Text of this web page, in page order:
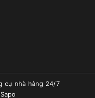
cụ nhà hàng 24/7
Sapo